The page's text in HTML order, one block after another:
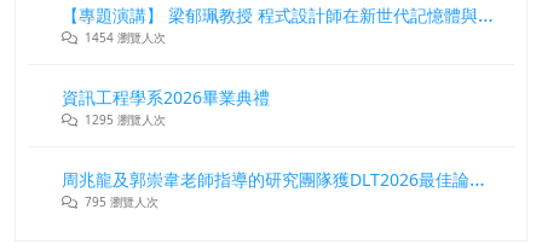
【專題演講】 梁郁珮教授 程式設計師在新世代記憶體與儲存系統中的角色與挑戰
1454 瀏覽人次
資訊工程學系2026畢業典禮
1295 瀏覽人次
周兆龍及郭崇韋老師指導的研究團隊獲DLT2026最佳論文獎
795 瀏覽人次